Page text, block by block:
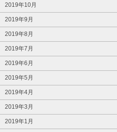
2019年10月
2019年9月
2019年8月
2019年7月
2019年6月
2019年5月
2019年4月
2019年3月
2019年1月